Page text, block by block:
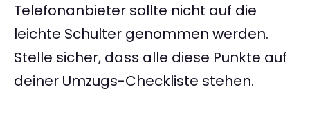
Telefonanbieter sollte nicht auf die
leichte Schulter genommen werden.
Stelle sicher, dass alle diese Punkte auf
deiner Umzugs-Checkliste stehen.